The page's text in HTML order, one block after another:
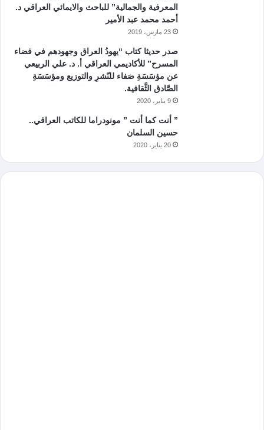
المعرفية والجمالية” للباحث والايمائي العراقي د.
أحمد محمد عبد الأمير
23 مارس، 2019
صدر حديثا كتاب “يهودُ العراق وجهودهم في فضاء
المسرح” للأكاديمي العراقي أ. د. علي الربيعي
عن مؤسَسَةِ صَفاء للنّشرِ والتوزيع ومؤسَسَةِ
الصَّادق الثَّقافية.
9 يناير، 2020
” أنت كما أنت ” مونودراما للكاتب العراقي..
حسين السلمان
20 يناير، 2020